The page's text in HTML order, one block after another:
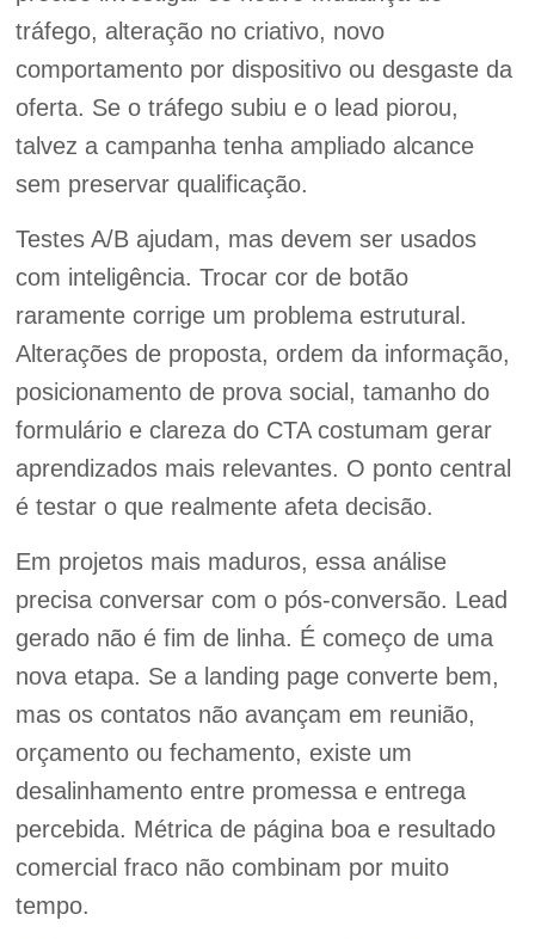
tráfego, alteração no criativo, novo
comportamento por dispositivo ou desgaste da
oferta. Se o tráfego subiu e o lead piorou,
talvez a campanha tenha ampliado alcance
sem preservar qualificação.
Testes A/B ajudam, mas devem ser usados
com inteligência. Trocar cor de botão
raramente corrige um problema estrutural.
Alterações de proposta, ordem da informação,
posicionamento de prova social, tamanho do
formulário e clareza do CTA costumam gerar
aprendizados mais relevantes. O ponto central
é testar o que realmente afeta decisão.
Em projetos mais maduros, essa análise
precisa conversar com o pós-conversão. Lead
gerado não é fim de linha. É começo de uma
nova etapa. Se a landing page converte bem,
mas os contatos não avançam em reunião,
orçamento ou fechamento, existe um
desalinhamento entre promessa e entrega
percebida. Métrica de página boa e resultado
comercial fraco não combinam por muito
tempo.